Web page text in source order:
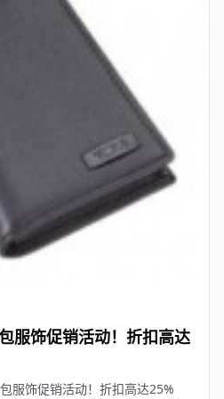
服饰促销活动！折扣高达
服饰促销活动！折扣高达25%